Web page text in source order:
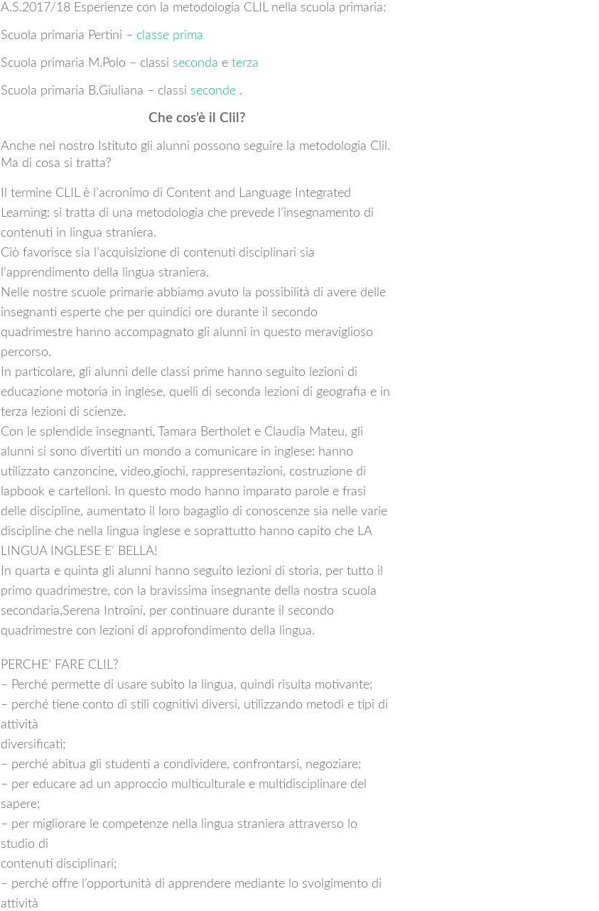
A.S.2017/18 Esperienze con la metodologia CLIL nella scuola primaria:
Scuola primaria Pertini – classe prima
Scuola primaria M.Polo – classi seconda e terza
Scuola primaria B.Giuliana – classi seconde .
Che cos’è il Clil?
Anche nel nostro Istituto gli alunni possono seguire la metodologia Clil.
Ma di cosa si tratta?
Il termine CLIL è l’acronimo di Content and Language Integrated
Learning: si tratta di una metodologia che prevede l’insegnamento di
contenuti in lingua straniera.
Ciò favorisce sia l’acquisizione di contenuti disciplinari sia
l’apprendimento della lingua straniera.
Nelle nostre scuole primarie abbiamo avuto la possibilità di avere delle
insegnanti esperte che per quindici ore durante il secondo
quadrimestre hanno accompagnato gli alunni in questo meraviglioso
percorso.
In particolare, gli alunni delle classi prime hanno seguito lezioni di
educazione motoria in inglese, quelli di seconda lezioni di geografia e in
terza lezioni di scienze.
Con le splendide insegnanti, Tamara Bertholet e Claudia Mateu, gli
alunni si sono divertiti un mondo a comunicare in inglese: hanno
utilizzato canzoncine, video,giochi, rappresentazioni, costruzione di
lapbook e cartelloni. In questo modo hanno imparato parole e frasi
delle discipline, aumentato il loro bagaglio di conoscenze sia nelle varie
discipline che nella lingua inglese e soprattutto hanno capito che LA
LINGUA INGLESE E’ BELLA!
In quarta e quinta gli alunni hanno seguito lezioni di storia, per tutto il
primo quadrimestre, con la bravissima insegnante della nostra scuola
secondaria,Serena Introini, per continuare durante il secondo
quadrimestre con lezioni di approfondimento della lingua.
PERCHE’ FARE CLIL?
– Perché permette di usare subito la lingua, quindi risulta motivante;
– perché tiene conto di stili cognitivi diversi, utilizzando metodi e tipi di
attività
diversificati;
– perché abitua gli studenti a condividere, confrontarsi, negoziare;
– per educare ad un approccio multiculturale e multidisciplinare del
sapere;
– per migliorare le competenze nella lingua straniera attraverso lo
studio di
contenuti disciplinari;
– perché offre l’opportunità di apprendere mediante lo svolgimento di
attività